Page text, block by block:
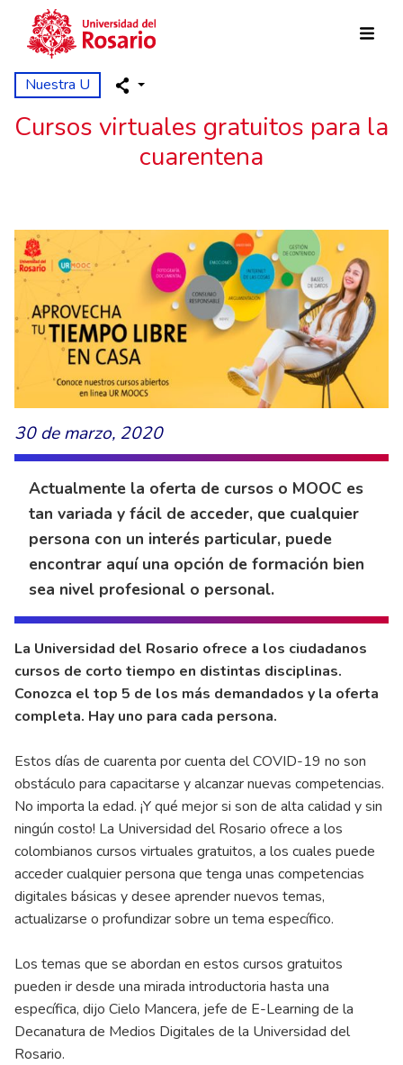
Pasar al contenido principal
Nuestra U
Cursos virtuales gratuitos para la
cuarentena
30 de marzo, 2020
Actualmente la oferta de cursos o MOOC es
tan variada y fácil de acceder, que cualquier
persona con un interés particular, puede
encontrar aquí una opción de formación bien
sea nivel profesional o personal.
La Universidad del Rosario ofrece a los ciudadanos
cursos de corto tiempo en distintas disciplinas.
Conozca el top 5 de los más demandados y la oferta
completa. Hay uno para cada persona.
Estos días de cuarenta por cuenta del COVID-19 no son
obstáculo para capacitarse y alcanzar nuevas competencias.
No importa la edad. ¡Y qué mejor si son de alta calidad y sin
ningún costo! La Universidad del Rosario ofrece a los
colombianos cursos virtuales gratuitos, a los cuales puede
acceder cualquier persona que tenga unas competencias
digitales básicas y desee aprender nuevos temas,
actualizarse o profundizar sobre un tema específico.
Los temas que se abordan en estos cursos gratuitos
pueden ir desde una mirada introductoria hasta una
específica, dijo Cielo Mancera, jefe de E-Learning de la
Decanatura de Medios Digitales de la Universidad del
Rosario.